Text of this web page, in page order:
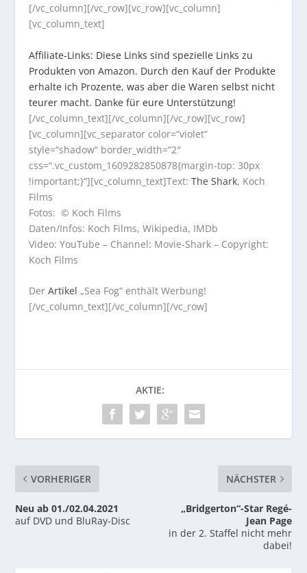
[/vc_column][/vc_row][vc_row][vc_column]
[vc_column_text]
Affiliate-Links: Diese Links sind spezielle Links zu
Produkten von Amazon. Durch den Kauf der Produkte
erhalte ich Prozente, was aber die Waren selbst nicht
teurer macht. Danke für eure Unterstützung!
[/vc_column_text][/vc_column][/vc_row][vc_row]
[vc_column][vc_separator color=“violet“
style=“shadow“ border_width=“2″
css=“.vc_custom_1609282850878{margin-top: 30px
!important;}“][vc_column_text]Text:The Shark, Koch
Films
Fotos: © Koch Films
Daten/Infos: Koch Films, Wikipedia, IMDb
Video: YouTube – Channel: Movie-Shark – Copyright:
Koch Films
DerArtikel „Sea Fog“ enthält Werbung!
[/vc_column_text][/vc_column][/vc_row]
AKTIE:
VORHERIGER
Neu ab 01./02.04.2021
auf DVD und BluRay-Disc
NÄCHSTER
„Bridgerton“-Star Regé-
Jean Page
in der 2. Staffel nicht mehr
dabei!